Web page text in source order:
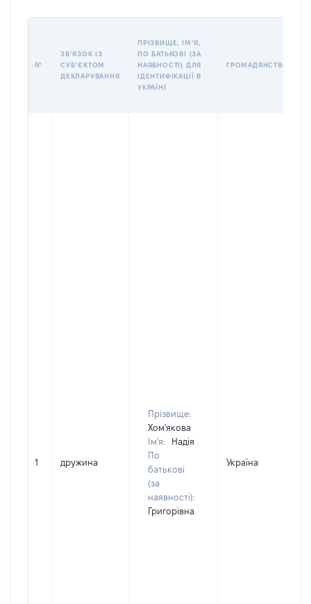
№
ЗВʼЯЗОК ІЗ
СУБʼЄКТОМ
ДЕКЛАРУВАННЯ
ПРІЗВИЩЕ, ІМʼЯ,
ПО БАТЬКОВІ (ЗА
НАЯВНОСТІ) ДЛЯ
ІДЕНТИФІКАЦІЇ В
УКРАЇНІ
ГРОМАДЯНСТВО
1 дружина
Прізвище:
Хом'якова
Ім'я:
Надія
По
батькові
(за
наявності):
Григорівна
Україна